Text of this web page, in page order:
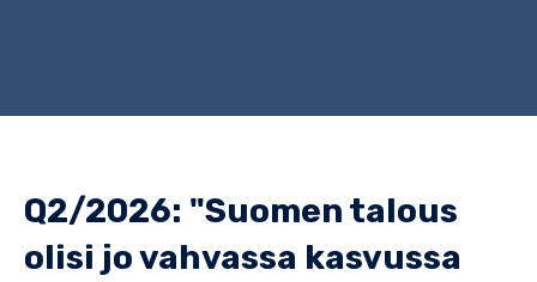
Q2/2026: "Suomen talous
olisi jo vahvassa kasvussa